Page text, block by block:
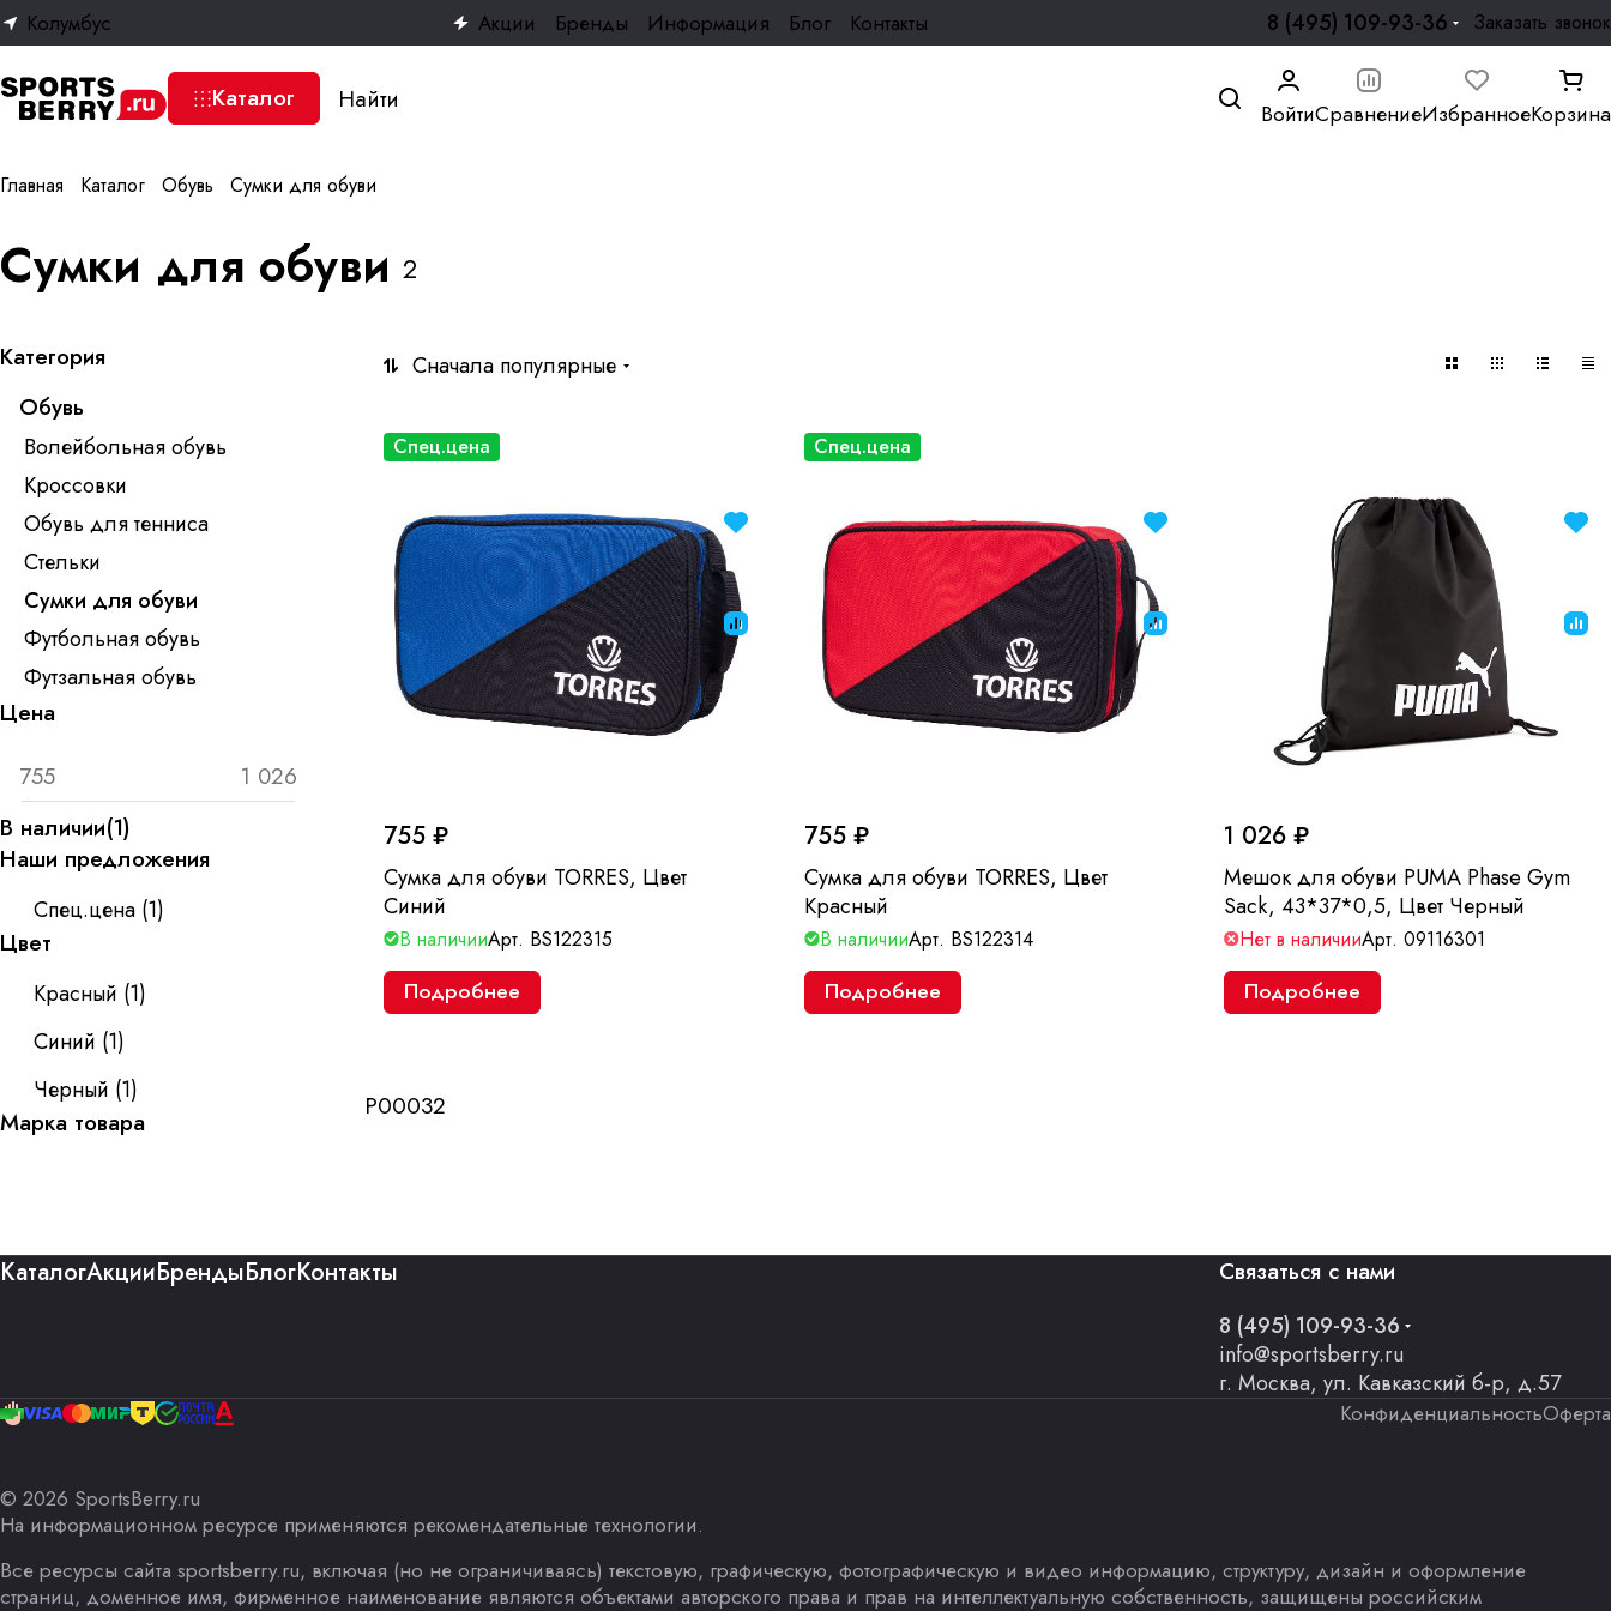
Колумбус Акции Бренды Информация Блог Контакты 8 (495) 109-93-36 Заказать звонок
Каталог ВойтиСравнениеИзбранноеКорзина
Главная Каталог Обувь Сумки для обуви
Сумки для обуви 2
Сначала популярные
Спец.цена
755 ₽
Сумка для обуви TORRES, Цвет
Синий
В наличииАрт. BS122315
Подробнее
Спец.цена
755 ₽
Сумка для обуви TORRES, Цвет
Красный
В наличииАрт. BS122314
Подробнее
1 026 ₽
Мешок для обуви PUMA Phase Gym
Sack, 43*37*0,5, Цвет Черный
Нет в наличииАрт.09116301
Подробнее
P00032
Категория
Обувь
Волейбольная обувь
Кроссовки
Обувь для тенниса
Стельки
Сумки для обуви
Футбольная обувь
Футзальная обувь
Цена
В наличии(1)
Наши предложения
Спец.цена (1)
Цвет
Красный (1)
Синий (1)
Черный (1)
Марка товара
КаталогАкцииБрендыБлогКонтакты Связаться с нами
8 (495) 109-93-36
info@sportsberry.ru
г. Москва, ул. Кавказский б-р, д.57
КонфиденциальностьОферта
© 2026 SportsBerry.ru
На информационном ресурсе применяются рекомендательные технологии.
Все ресурсы сайта sportsberry.ru, включая (но не ограничиваясь) текстовую, графическую, фотографическую и видео информацию, структуру, дизайн и оформление
страниц, доменное имя, фирменное наименование являются объектами авторского права и прав на интеллектуальную собственность, защищены российским